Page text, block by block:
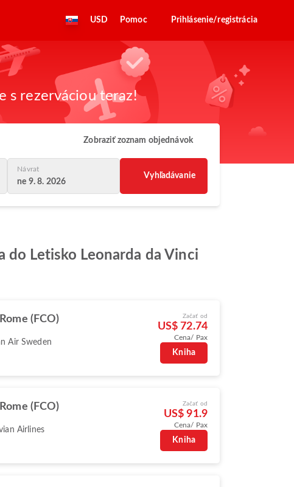
USD Pomoc Prihlásenie/registrácia
s rezerváciou teraz!
Zobraziť zoznam objednávok
Návrat
ne 9. 8. 2026
Vyhľadávanie
do Letisko Leonarda da Vinci
Rome (FCO)
Air Sweden
Začať od
US$ 72.74
Cena/ Pax
Kniha
Rome (FCO)
Airlines
Začať od
US$ 91.9
Cena/ Pax
Kniha